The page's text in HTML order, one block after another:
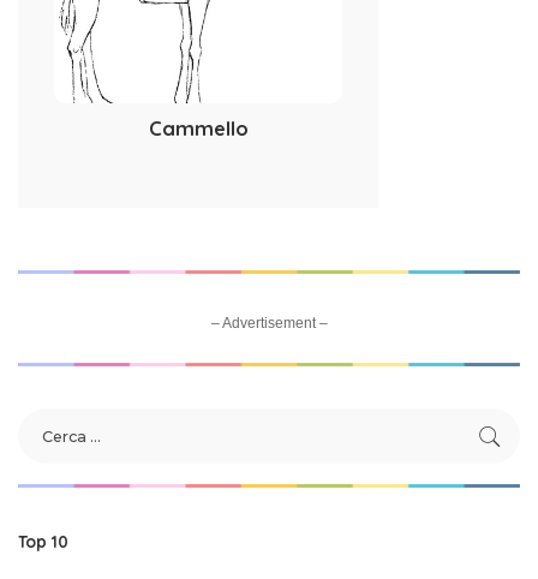
Cammello
– Advertisement –
Top 10